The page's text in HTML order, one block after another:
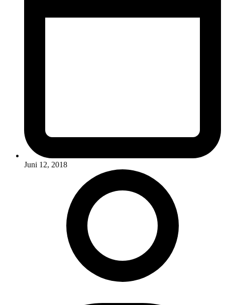
Juni 12, 2018